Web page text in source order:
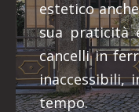
estetico
sua praticità
cancelli in
inaccessibili,
tempo.